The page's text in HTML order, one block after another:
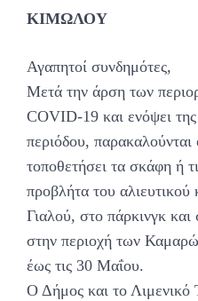
ΚΙΜΩΛΟΥ
Αγαπητοί συνδημότες,
Μετά την άρση των
COVID-19 και ενόψει της
περιόδου, παρακαλούνται
τοποθετήσει τα σκάφη ή
προβλήτα του
Γιαλού, στο πάρκινγκ
στην περιοχή των
έως τις 30 Μαΐου.
Ο Δήμος και το Λιμενικό